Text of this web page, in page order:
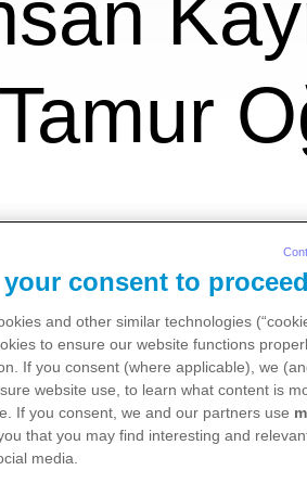
Oğralı, 17 yılı aşkın
ve sağlık politikaları
Pfizer Türkiye’nin
your consent to proceed
and other similar technologies
to ensure our website functions
If you consent (where applicable), we
website use, to learn what content is
If you consent, we and our partners use
that you may find interesting and
media.